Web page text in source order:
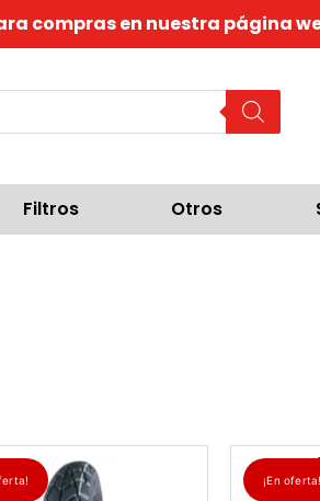
compras en nuestra página
Filtros Otros
¡En oferta!